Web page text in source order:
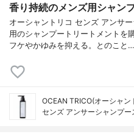
香り持続のメンズ用シャン
オーシャントリコ センズ アンサ
用のシャンプートリートメントを
フケやかゆみを抑える。とのこと…
OCEAN TRICO(オーシャン
センズ アンサーシャンプー